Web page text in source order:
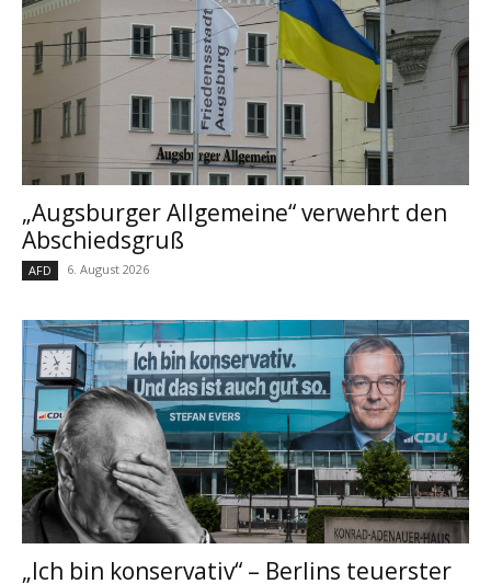
„Augsburger Allgemeine“ verwehrt den
Abschiedsgruß
AFD 6. August 2026
„Ich bin konservativ“ – Berlins teuerster